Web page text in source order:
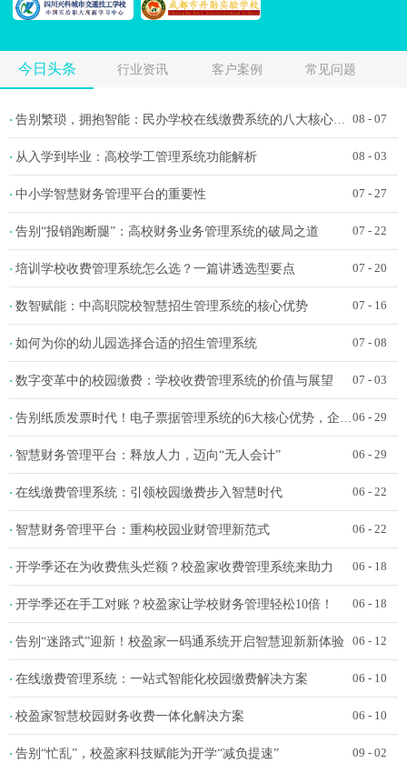
今日头条 行业资讯 客户案例 常见问题
08 - 07
· 告别繁琐，拥抱智能：民办学校在线缴费系统的八大核心功能
08 - 03
· 从入学到毕业：高校学工管理系统功能解析
07 - 27
· 中小学智慧财务管理平台的重要性
07 - 22
· 告别“报销跑断腿”：高校财务业务管理系统的破局之道
07 - 20
· 培训学校收费管理系统怎么选？一篇讲透选型要点
07 - 16
· 数智赋能：中高职院校智慧招生管理系统的核心优势
07 - 08
· 如何为你的幼儿园选择合适的招生管理系统
07 - 03
· 数字变革中的校园缴费：学校收费管理系统的价值与展望
06 - 29
· 告别纸质发票时代！电子票据管理系统的6大核心优势，企业财务必看
06 - 29
· 智慧财务管理平台：释放人力，迈向“无人会计”
06 - 22
· 在线缴费管理系统：引领校园缴费步入智慧时代
06 - 22
· 智慧财务管理平台：重构校园业财管理新范式
06 - 18
· 开学季还在为收费焦头烂额？校盈家收费管理系统来助力
06 - 18
· 开学季还在手工对账？校盈家让学校财务管理轻松10倍！
06 - 12
· 告别“迷路式”迎新！校盈家一码通系统开启智慧迎新新体验
06 - 10
· 在线缴费管理系统：一站式智能化校园缴费解决方案
06 - 10
· 校盈家智慧校园财务收费一体化解决方案
09 - 02
· 告别“忙乱”，校盈家科技赋能为开学“减负提速”